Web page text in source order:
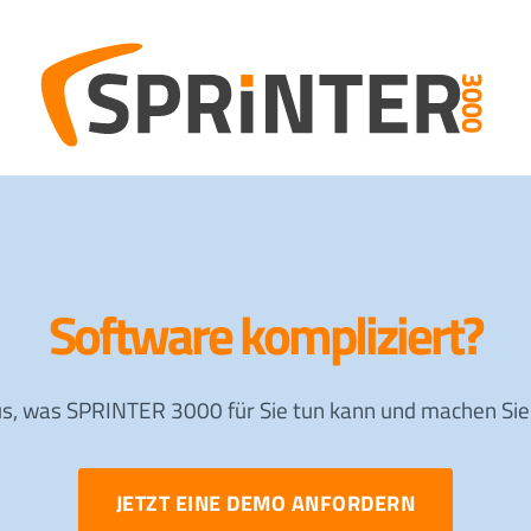
Software kompliziert?
was SPRINTER 3000 für Sie tun kann und machen
JETZT EINE DEMO ANFORDERN